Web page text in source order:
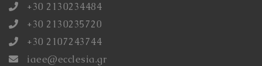
+30 2130234484
+30 2130235720
+30 2107243744
iaee@ecclesia.gr